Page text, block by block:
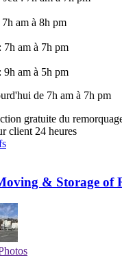
am à 8h pm
7h am à 7h pm
9h am à 5h pm
de 7h am à 7h pm
gratuite du
client 24 heures
& Storage of